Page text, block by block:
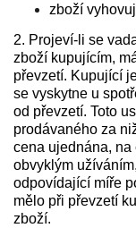
zboží
2. Projeví-li se
zboží kupujícím,
převzetí. Kupující
se vyskytne u
od převzetí. Toto
prodávaného za
cena ujednána,
obvyklým
odpovídající míře
mělo při převzetí
zboží.